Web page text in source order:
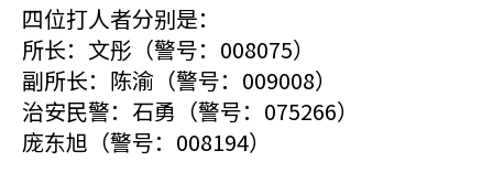
四位打人者分别是：
所长：文彤（警号：008075）
副所长：陈渝（警号：009008）
治安民警：石勇（警号：075266）
庞东旭（警号：008194）